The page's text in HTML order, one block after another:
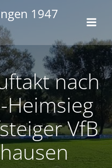
Inhalt
springen
1947
nach
Heimsieg
VfB